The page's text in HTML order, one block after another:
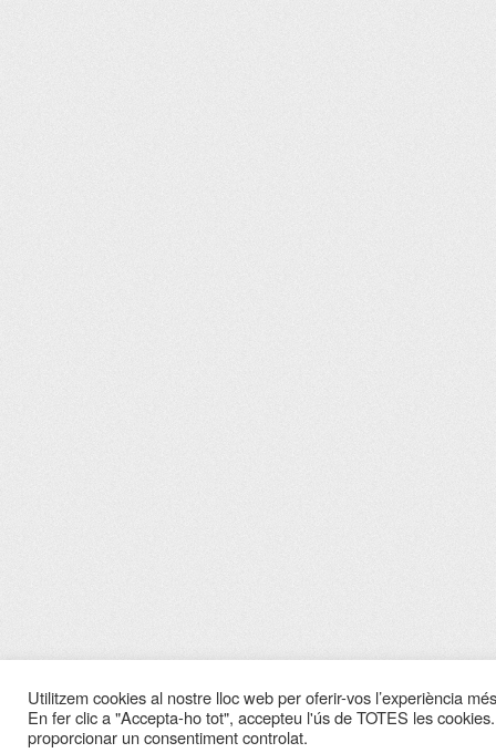
Utilitzem cookies al nostre lloc web per oferir-vos l’experiència
En fer clic a "Accepta-ho tot", accepteu l'ús de TOTES les
proporcionar un consentiment controlat.